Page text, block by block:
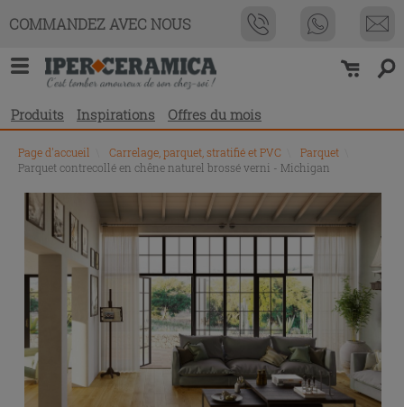
COMMANDEZ AVEC NOUS
Produits Inspirations Offres du mois
Page d'accueil Carrelage, parquet, stratifié et PVC Parquet
Parquet contrecollé en chêne naturel brossé verni - Michigan